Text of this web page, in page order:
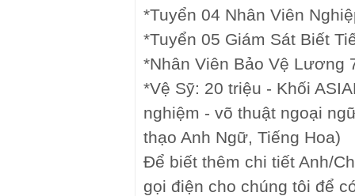
*Tuyển 04 Nhân Viên
*Tuyển 05 Giám Sát Biết
*Nhân Viên Bảo Vệ Lương
*Vệ Sỹ: 20 triệu - Khối
nghiệm - võ thuật ngoại
thạo Anh Ngữ, Tiếng Hoa)
Để biết thêm chi tiết Anh/
gọi điện cho chúng tôi để